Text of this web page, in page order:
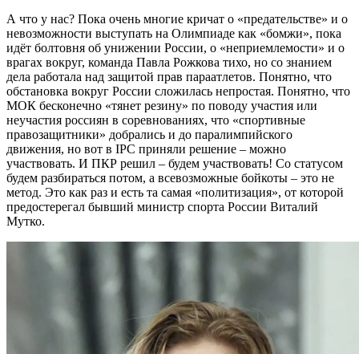
А что у нас? Пока очень многие кричат о «предательстве» и о
невозможности выступать на Олимпиаде как «бомжи», пока
идёт болтовня об унижении России, о «неприемлемости» и о
врагах вокруг, команда Павла Рожкова тихо, но со знанием
дела работала над защитой прав параатлетов. Понятно, что
обстановка вокруг России сложилась непростая. Понятно, что
МОК бесконечно «тянет резину» по поводу участия или
неучастия россиян в соревнованиях, что «спортивные
правозащитники» добрались и до паралимпийского
движения, но вот в IPC приняли решение – можно
участвовать. И ПКР решил – будем участвовать! Со статусом
будем разбираться потом, а всевозможные бойкоты – это не
метод. Это как раз и есть та самая «политизация», от которой
предостерегал бывший министр спорта России Виталий
Мутко.